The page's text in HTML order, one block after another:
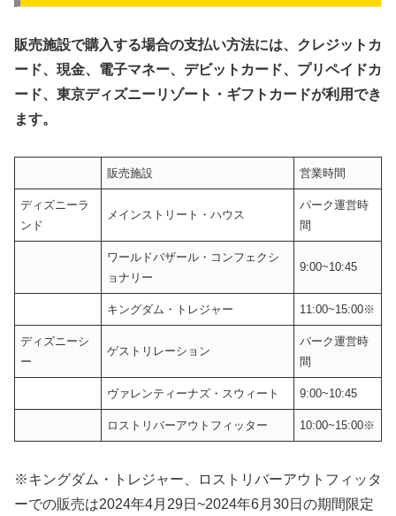
販売施設で購入する場合の支払い方法には、クレジットカ
ード、現金、電子マネー、デビットカード、プリペイドカ
ード、東京ディズニーリゾート・ギフトカードが利用でき
ます。
販売施設 営業時間
ディズニーラ
ンド
メインストリート・ハウス
パーク運営時
間
ワールドバザール・コンフェクシ
ョナリー
9:00~10:45
キングダム・トレジャー 11:00~15:00※
ディズニーシ
ー
ゲストリレーション
パーク運営時
間
ヴァレンティーナズ・スウィート 9:00~10:45
ロストリバーアウトフィッター 10:00~15:00※
※キングダム・トレジャー、ロストリバーアウトフィッタ
ーでの販売は2024年4月29日~2024年6月30日の期間限定